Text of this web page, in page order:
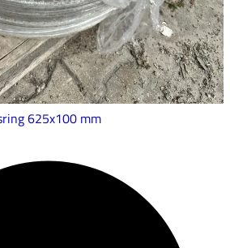
625x100 mm